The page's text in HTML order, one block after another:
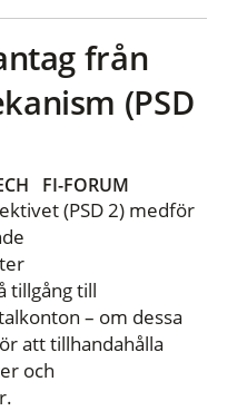
från
(PSD
FI-FORUM
(PSD 2) medför
tillgång till
– om dessa
att tillhandahålla
och